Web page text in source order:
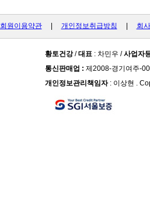
회원이용약관| 개인정보취급방침 회
황토건강/대표 : 차민우 /사업자
통신판매업 : 제2008-경기여주-
개인정보관리책임자: 이상현 .